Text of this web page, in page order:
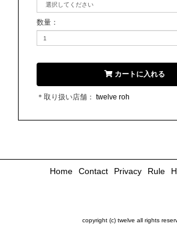
数量 ：
カートに入れる
＊取り扱い店舗： twelve roh
Home Contact Privacy Rule
copyright (c) twelve all rights